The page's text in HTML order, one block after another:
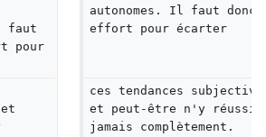
faut
pour
autonomes. Il faut donc
effort pour écarter
ces tendances
et peut-être n'y
jamais complètement.